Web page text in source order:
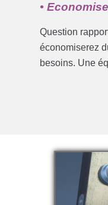
•
Question
économiserez
besoins. Une